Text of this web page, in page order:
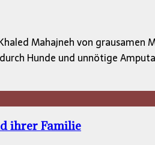
Mahajneh von grausamen
Hunde und unnötige
ihrer Familie